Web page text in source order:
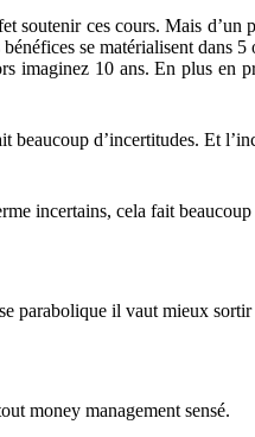
soutenir ces cours. Mais d’un
se matérialisent dans
imaginez 10 ans. En plus en
d’incertitudes. Et
incertains, cela fait
parabolique il vaut mieux
money management sensé.